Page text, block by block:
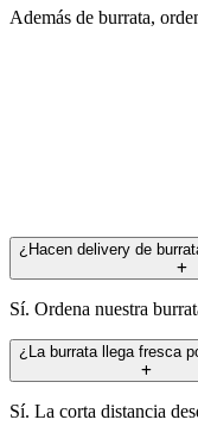
Además de burrata,
¿Hacen delivery de
Sí. Ordena nuestra
¿La burrata llega fresca
Sí. La corta distancia